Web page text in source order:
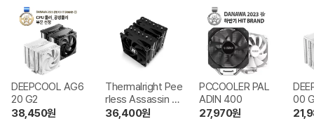
DEEPCOOL AG6
20 G2
38,450원
Thermalright Pee
rless Assassin 12
0 SE 서린
36,400원
PCCOOLER PAL
ADIN 400
27,970원
00